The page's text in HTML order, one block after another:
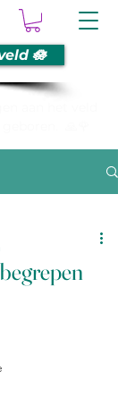
🪷
5 sterren.